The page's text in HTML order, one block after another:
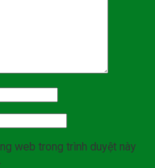
web trong trình duyệt này